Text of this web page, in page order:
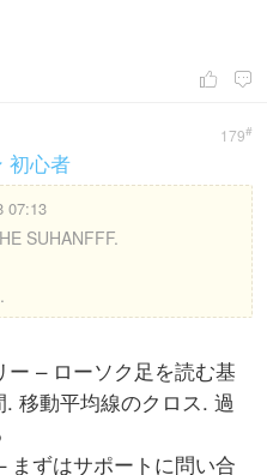
 
179#
初心者
07:13
SUHANFFF.
– ローソク足を読む基
移動平均線のクロス. 過
まずはサポートに問い合